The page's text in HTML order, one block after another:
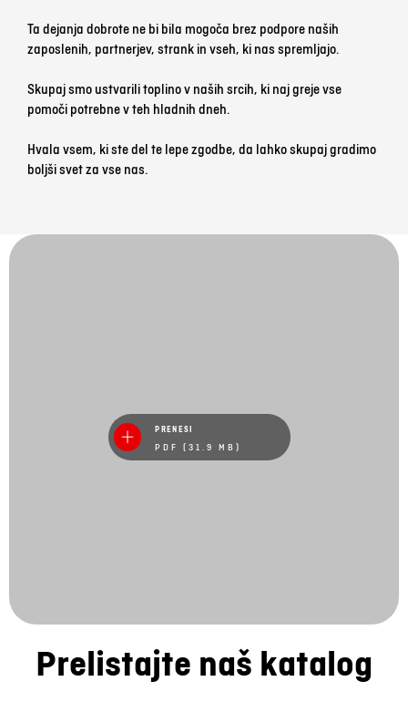
Ta dejanja dobrote ne bi bila mogoča brez podpore naših
zaposlenih, partnerjev, strank in vseh, ki nas spremljajo.
Skupaj smo ustvarili toplino v naših srcih, ki naj greje vse
pomoči potrebne v teh hladnih dneh.
Hvala vsem, ki ste del te lepe zgodbe, da lahko skupaj gradimo
boljši svet za vse nas.
PRENESI
PDF (31.9 MB)
Prelistajte naš katalog